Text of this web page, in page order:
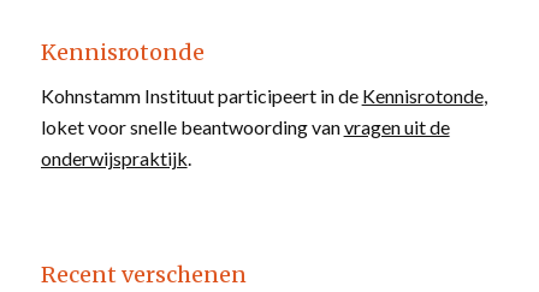
Kennisrotonde
Kohnstamm Instituut participeert in de Kennisrotonde,
loket voor snelle beantwoording vanvragen uit de
onderwijspraktijk.
Recent verschenen